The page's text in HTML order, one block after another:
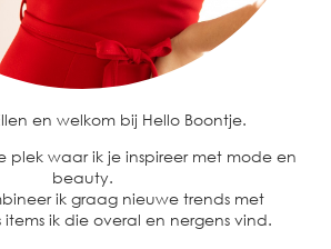
en welkom bij Hello Boontje.
plek waar ik je inspireer met mode en
beauty.
ik graag nieuwe trends met
ik die overal en nergens vind.